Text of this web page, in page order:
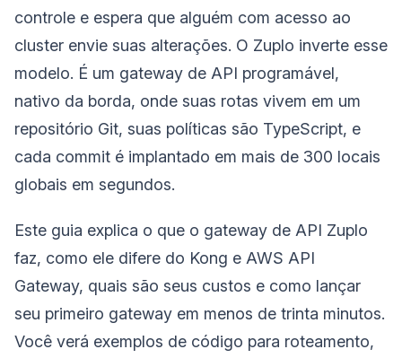
controle e espera que alguém com acesso ao
cluster envie suas alterações. O Zuplo inverte esse
modelo. É um gateway de API programável,
nativo da borda, onde suas rotas vivem em um
repositório Git, suas políticas são TypeScript, e
cada commit é implantado em mais de 300 locais
globais em segundos.
Este guia explica o que o gateway de API Zuplo
faz, como ele difere do Kong e AWS API
Gateway, quais são seus custos e como lançar
seu primeiro gateway em menos de trinta minutos.
Você verá exemplos de código para roteamento,